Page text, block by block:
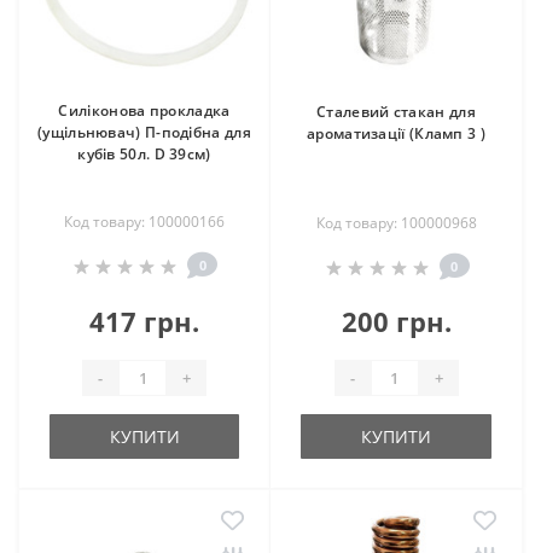
Силіконова прокладка
(ущільнювач) П-подібна для
кубів 50л. D 39см)
Код товару: 100000166
0
417 грн.
- +
КУПИТИ
Сталевий стакан для
ароматизації (Кламп 3 )
Код товару: 100000968
0
200 грн.
- +
КУПИТИ